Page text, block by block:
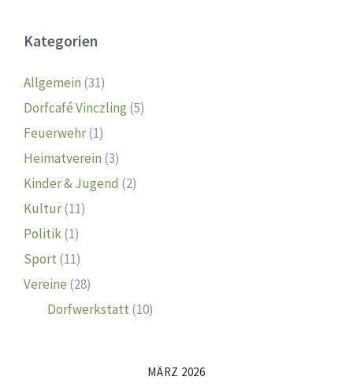
Kategorien
Allgemein (31)
Dorfcafé Vinczling (5)
Feuerwehr(1)
Heimatverein (3)
Kinder & Jugend (2)
Kultur(11)
Politik(1)
Sport (11)
Vereine (28)
Dorfwerkstatt (10)
MÄRZ 2026